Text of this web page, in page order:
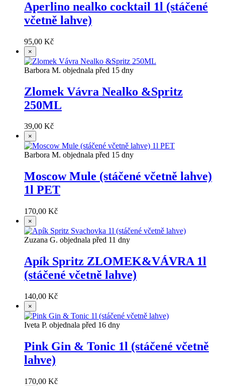
Aperlino nealko cocktail 1l (stáčené
včetně lahve)
95,00 Kč
×
Barbora M. objednala před 15 dny
Zlomek Vávra Nealko &Spritz
250ML
39,00 Kč
×
Barbora M. objednala před 15 dny
Moscow Mule (stáčené včetně lahve)
1l PET
170,00 Kč
×
Zuzana G. objednala před 11 dny
Apík Spritz ZLOMEK&VÁVRA 1l
(stáčené včetně lahve)
140,00 Kč
×
Iveta P. objednala před 16 dny
Pink Gin & Tonic 1l (stáčené včetně
lahve)
170,00 Kč